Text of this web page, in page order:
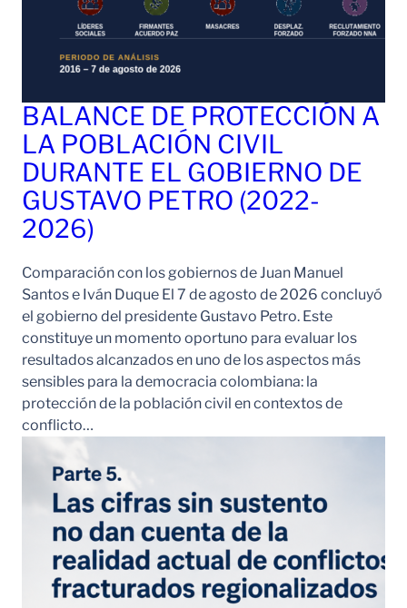
BALANCE DE PROTECCIÓN A
LA POBLACIÓN CIVIL
DURANTE EL GOBIERNO DE
GUSTAVO PETRO (2022-
2026)
Comparación con los gobiernos de Juan Manuel
Santos e Iván Duque El 7 de agosto de 2026 concluyó
el gobierno del presidente Gustavo Petro. Este
constituye un momento oportuno para evaluar los
resultados alcanzados en uno de los aspectos más
sensibles para la democracia colombiana: la
protección de la población civil en contextos de
conflicto…